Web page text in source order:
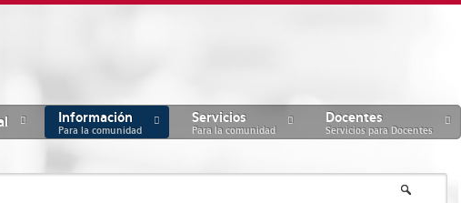
Información
Para la comunidad
Servicios
Para la comunidad
Docentes
Servicios para Docentes